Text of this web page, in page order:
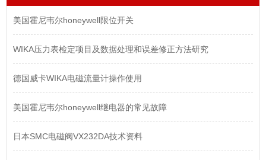
美国霍尼韦尔honeywell限位开关
WIKA压力表检定项目及数据处理和误差修正方法研究
德国威卡WIKA电磁流量计操作使用
美国霍尼韦尔honeywell继电器的常见故障
日本SMC电磁阀VX232DA技术资料